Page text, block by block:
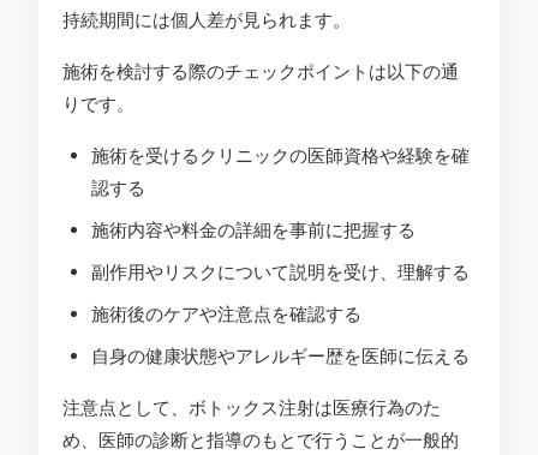
持続期間には個人差が見られます。
施術を検討する際のチェックポイントは以下の通
りです。
施術を受けるクリニックの医師資格や経験を確
認する
施術内容や料金の詳細を事前に把握する
副作用やリスクについて説明を受け、理解する
施術後のケアや注意点を確認する
自身の健康状態やアレルギー歴を医師に伝える
注意点として、ボトックス注射は医療行為のた
め、医師の診断と指導のもとで行うことが一般的